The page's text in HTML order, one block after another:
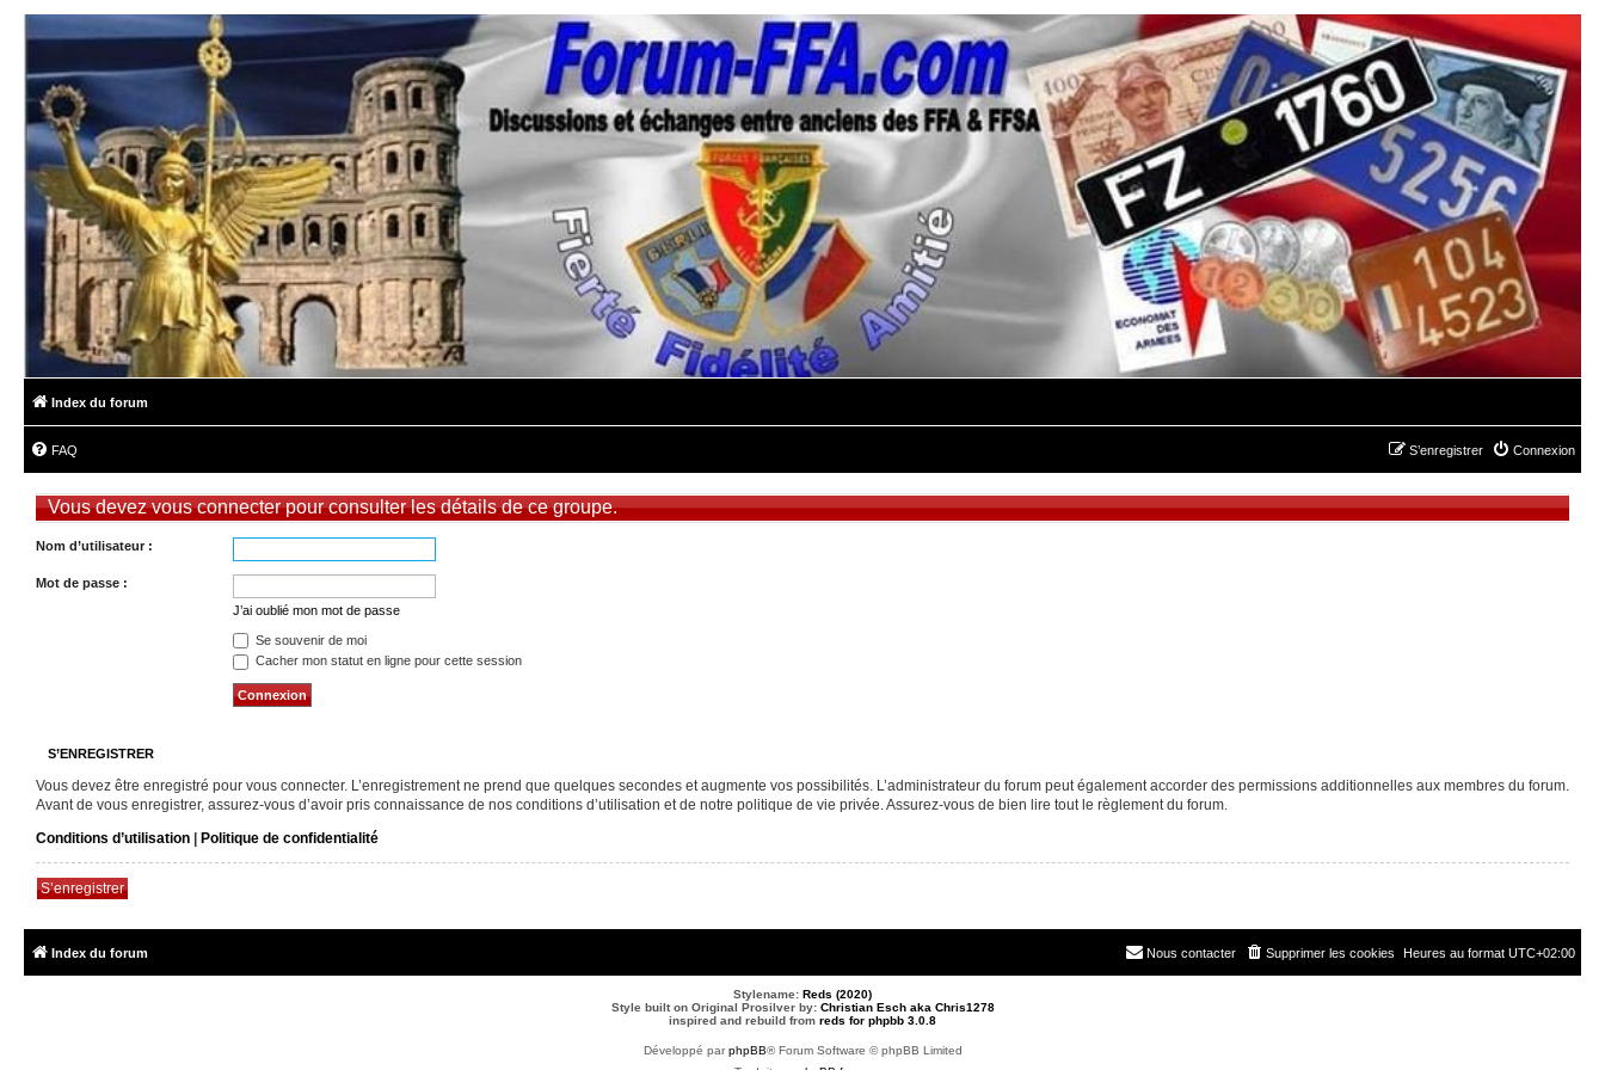
Index du forum
FAQ Connexion
S’enregistrer
Vous devez vous connecter pour consulter les détails de ce groupe.
Nom d’utilisateur :
Mot de passe :
J’ai oublié mon mot de passe
Se souvenir de moi
Cacher mon statut en ligne pour cette session
S’ENREGISTRER
Vous devez être enregistré pour vous connecter. L’enregistrement ne prend que quelques secondes et augmente vos possibilités. L’administrateur du forum peut également accorder des permissions additionnelles aux membres du forum.
Avant de vous enregistrer, assurez-vous d’avoir pris connaissance de nos conditions d’utilisation et de notre politique de vie privée. Assurez-vous de bien lire tout le règlement du forum.
Conditions d’utilisation | Politique de confidentialité
S’enregistrer
Index du forum Heures au format UTC+02:00
Supprimer les cookies
Nous contacter
Stylename: Reds (2020)
Style built on Original Prosilver by: Christian Esch aka Chris1278
inspired and rebuild from reds for phpbb 3.0.8
Développé parphpBB® Forum Software © phpBB Limited